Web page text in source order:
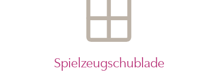
Spielzeugschublade